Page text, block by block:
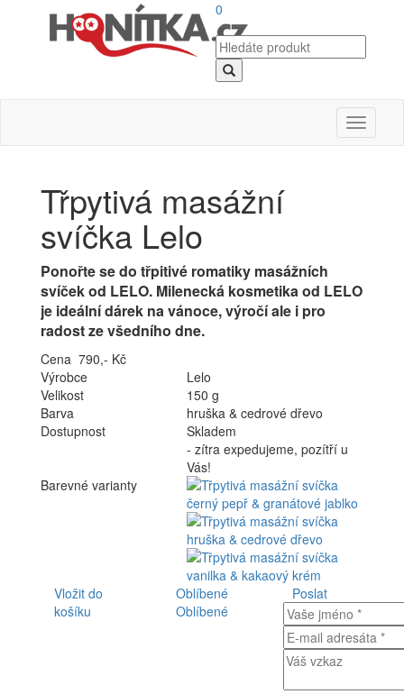
0
Toggle
Třpytivá masážní
svíčka Lelo
Ponořte se do třpitivé romatiky masážních
svíček od LELO. Milenecká kosmetika od LELO
je ideální dárek na vánoce, výročí ale i pro
radost ze všedního dne.
Cena 790,- Kč
Výrobce
Lelo
Velikost
150 g
Barva
hruška & cedrové dřevo
Dostupnost
Skladem
- zítra expedujeme, pozítří u
Vás!
Barevné varianty
Vložit do
košíku
Oblíbené
Oblíbené
Poslat